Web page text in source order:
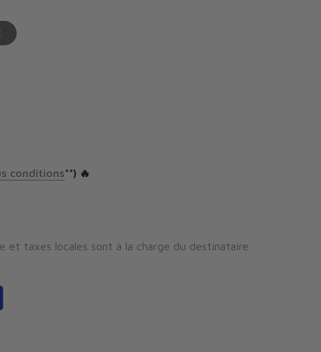
conditions**) 🔥
et taxes locales sont à la charge du destinataire